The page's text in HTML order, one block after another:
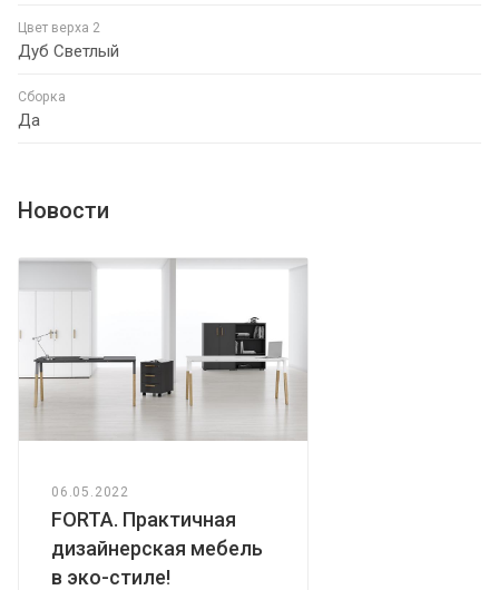
Цвет верха 2
Дуб Светлый
Сборка
Да
Новости
06.05.2022
FORTA. Практичная
дизайнерская мебель
в эко-стиле!